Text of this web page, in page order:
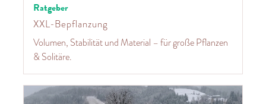
Ratgeber
XXL-Bepflanzung
Volumen, Stabilität und Material – für große Pflanzen
& Solitäre.